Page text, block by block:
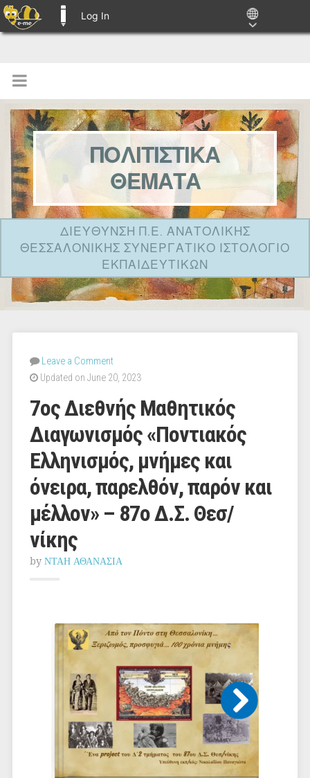
Log In
ΠΟΛΙΤΙΣΤΙΚΑ
ΘΕΜΑΤΑ
ΔΙΕΥΘΥΝΣΗ Π.Ε. ΑΝΑΤΟΛΙΚΗΣ
ΘΕΣΣΑΛΟΝΙΚΗΣ ΣΥΝΕΡΓΑΤΙΚΟ ΙΣΤΟΛΟΓΙΟ
ΕΚΠΑΙΔΕΥΤΙΚΩΝ
Leave a Comment
Updated on June 20, 2023
7ος Διεθνής Μαθητικός
Διαγωνισμός «Ποντιακός
Ελληνισμός, μνήμες και
όνειρα, παρελθόν, παρόν και
μέλλον» – 87ο Δ.Σ. Θεσ/
νίκης
by ΝΤΑΗ ΑΘΑΝΑΣΙΑ